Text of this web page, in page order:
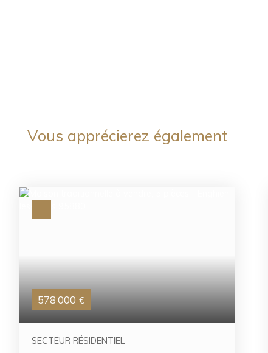
Vous apprécierez également
578 000 €
SECTEUR RÉSIDENTIEL